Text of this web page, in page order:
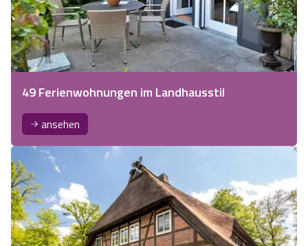
49 Ferienwohnungen im Landhausstil
ansehen